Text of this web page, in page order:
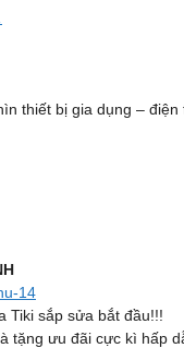
thiết bị gia dụng –
14
Tiki sắp sửa bắt đầu!!!
tặng ưu đãi cực kì hấp